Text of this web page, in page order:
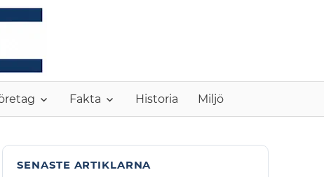
Fakta Historia Miljö
SENASTE ARTIKLARNA